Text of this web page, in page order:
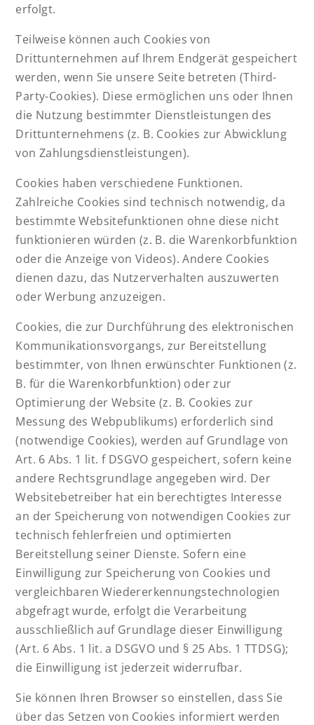
erfolgt.
Teilweise können auch Cookies von
Drittunternehmen auf Ihrem Endgerät gespeichert
werden, wenn Sie unsere Seite betreten (Third-
Party-Cookies). Diese ermöglichen uns oder Ihnen
die Nutzung bestimmter Dienstleistungen des
Drittunternehmens (z. B. Cookies zur Abwicklung
von Zahlungsdienstleistungen).
Cookies haben verschiedene Funktionen.
Zahlreiche Cookies sind technisch notwendig, da
bestimmte Websitefunktionen ohne diese nicht
funktionieren würden (z. B. die Warenkorbfunktion
oder die Anzeige von Videos). Andere Cookies
dienen dazu, das Nutzerverhalten auszuwerten
oder Werbung anzuzeigen.
Cookies, die zur Durchführung des elektronischen
Kommunikationsvorgangs, zur Bereitstellung
bestimmter, von Ihnen erwünschter Funktionen (z.
B. für die Warenkorbfunktion) oder zur
Optimierung der Website (z. B. Cookies zur
Messung des Webpublikums) erforderlich sind
(notwendige Cookies), werden auf Grundlage von
Art. 6 Abs. 1 lit. f DSGVO gespeichert, sofern keine
andere Rechtsgrundlage angegeben wird. Der
Websitebetreiber hat ein berechtigtes Interesse
an der Speicherung von notwendigen Cookies zur
technisch fehlerfreien und optimierten
Bereitstellung seiner Dienste. Sofern eine
Einwilligung zur Speicherung von Cookies und
vergleichbaren Wiedererkennungstechnologien
abgefragt wurde, erfolgt die Verarbeitung
ausschließlich auf Grundlage dieser Einwilligung
(Art. 6 Abs. 1 lit. a DSGVO und § 25 Abs. 1 TTDSG);
die Einwilligung ist jederzeit widerrufbar.
Sie können Ihren Browser so einstellen, dass Sie
über das Setzen von Cookies informiert werden